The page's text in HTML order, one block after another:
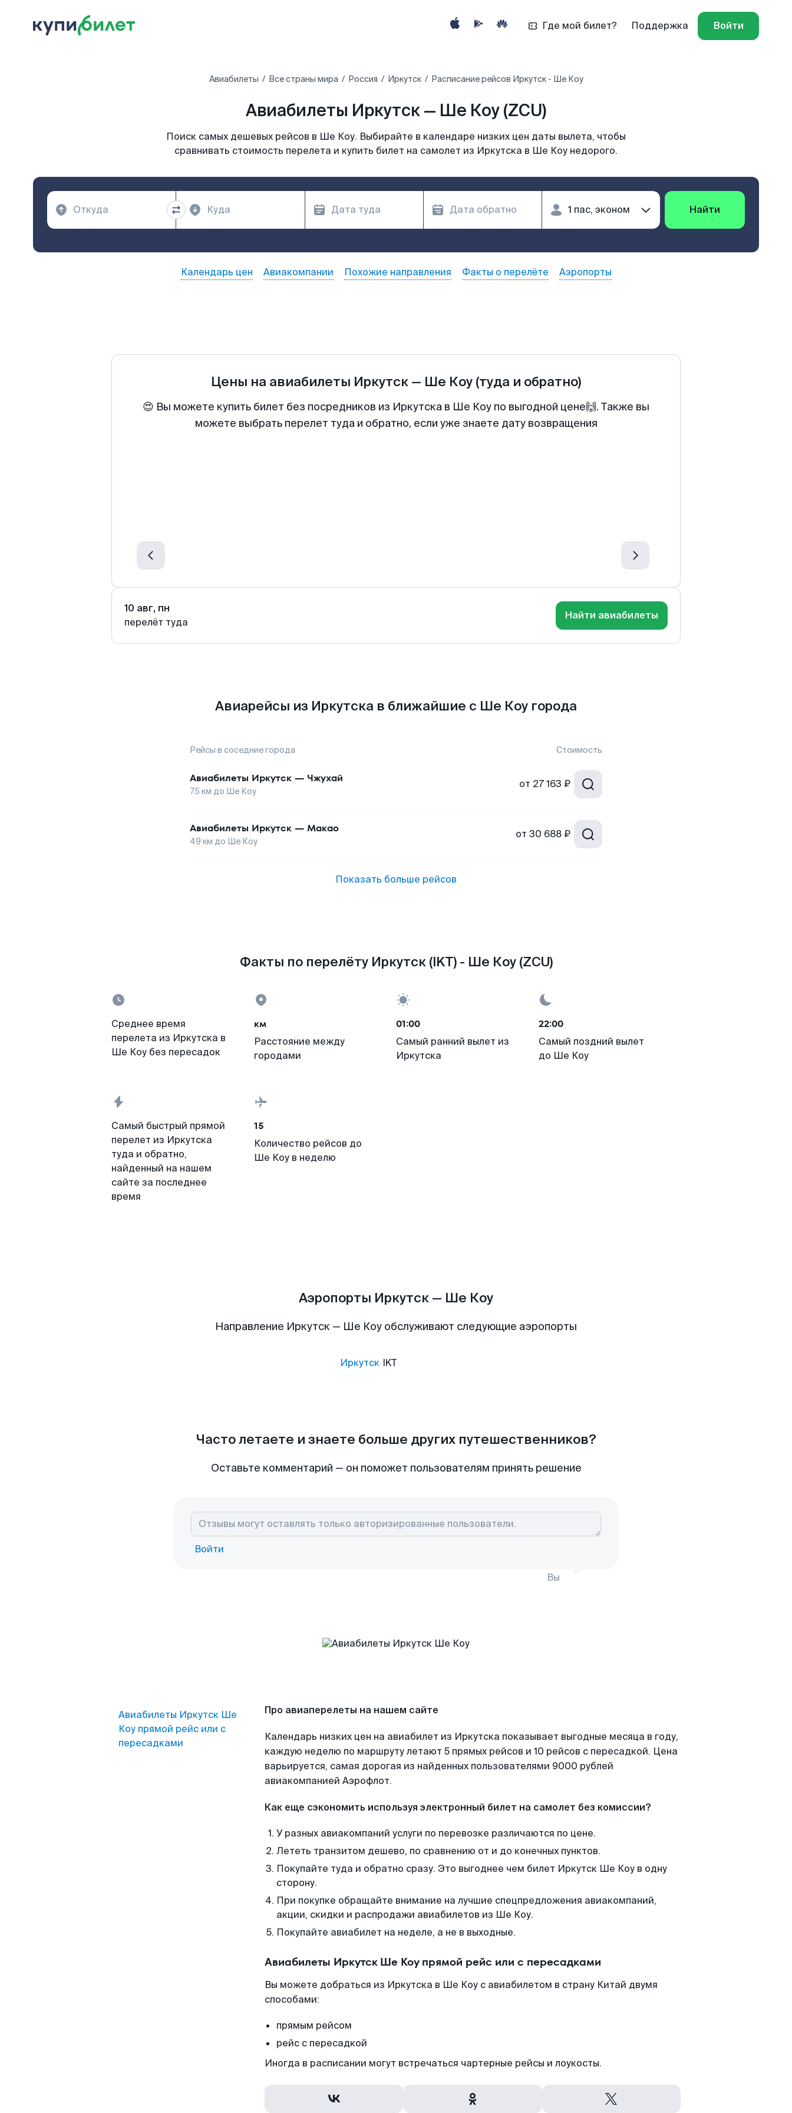
Где мой билет? Поддержка Войти
Авиабилеты Все страны мира Россия Иркутск Расписание рейсов Иркутск - Ше Коу
Авиабилеты Иркутск — Ше Коу (ZCU)
Поиск самых дешевых рейсов в Ше Коу. Выбирайте в календаре низких цен даты вылета, чтобы
сравнивать стоимость перелета и купить билет на самолет из Иркутска в Ше Коу недорого.
Найти
Календарь цен Авиакомпании Похожие направления Факты о перелёте Аэропорты
Цены на авиабилеты Иркутск — Ше Коу (туда и обратно)
😍 Вы можете купить билет без посредников из Иркутска в Ше Коу по выгодной цене🙌. Также вы
можете выбрать перелет туда и обратно, если уже знаете дату возвращения
10 авг, пн
перелёт туда
Найти авиабилеты
Авиарейсы из Иркутска в ближайшие с Ше Коу города
Рейсы в соседние города Стоимость
Авиабилеты Иркутск — Чжухай
75 км до Ше Коу
от 27 163 ₽
Авиабилеты Иркутск — Макао
49 км до Ше Коу
от 30 688 ₽
Показать больше рейсов
Факты по перелёту Иркутск (IKT) - Ше Коу (ZCU)
Среднее время
перелета из Иркутска в
Ше Коу без пересадок
км
Расстояние между
городами
01:00
Самый ранний вылет из
Иркутска
22:00
Самый поздний вылет
до Ше Коу
Самый быстрый прямой
перелет из Иркутска
туда и обратно,
найденный на нашем
сайте за последнее
время
15
Количество рейсов до
Ше Коу в неделю
Аэропорты Иркутск — Ше Коу
Направление Иркутск — Ше Коу обслуживают следующие аэропорты
Иркутск IKT
Часто летаете и знаете больше других путешественников?
Оставьте комментарий — он поможет пользователям принять решение
Войти
Вы
Авиабилеты Иркутск Ше
Коу прямой рейс или с
пересадками
Про авиаперелеты на нашем сайте
Календарь низких цен на авиабилет из Иркутска показывает выгодные месяца в году,
каждую неделю по маршруту летают 5 прямых рейсов и 10 рейсов с пересадкой. Цена
варьируется, самая дорогая из найденных пользователями 9000 рублей
авиакомпанией Аэрофлот.
Как еще сэкономить используя электронный билет на самолет без комиссии?
У разных авиакомпаний услуги по перевозке различаются по цене.
Лететь транзитом дешево, по сравнению от и до конечных пунктов.
Покупайте туда и обратно сразу. Это выгоднее чем билет Иркутск Ше Коу в одну
сторону.
При покупке обращайте внимание на лучшие спецпредложения авиакомпаний,
акции, скидки и распродажи авиабилетов из Ше Коу.
Покупайте авиабилет на неделе, а не в выходные.
Авиабилеты Иркутск Ше Коу прямой рейс или с пересадками
Вы можете добраться из Иркутска в Ше Коу с авиабилетом в страну Китай двумя
способами:
прямым рейсом
рейс с пересадкой
Иногда в расписании могут встречаться чартерные рейсы и лоукосты.